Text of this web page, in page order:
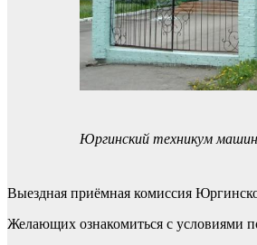
Юргинский техникум
Выездная приёмная комиссия
Желающих ознакомиться с условиями